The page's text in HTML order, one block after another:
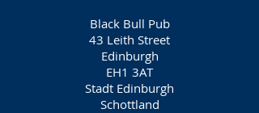
Black Bull Pub
43 Leith Street
Edinburgh
EH1 3AT
Stadt Edinburgh
Schottland